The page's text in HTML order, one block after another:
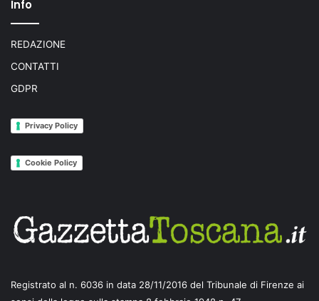
Info
REDAZIONE
CONTATTI
GDPR
Privacy Policy
Cookie Policy
Registrato al n. 6036 in data 28/11/2016 del Tribunale di Firenze ai